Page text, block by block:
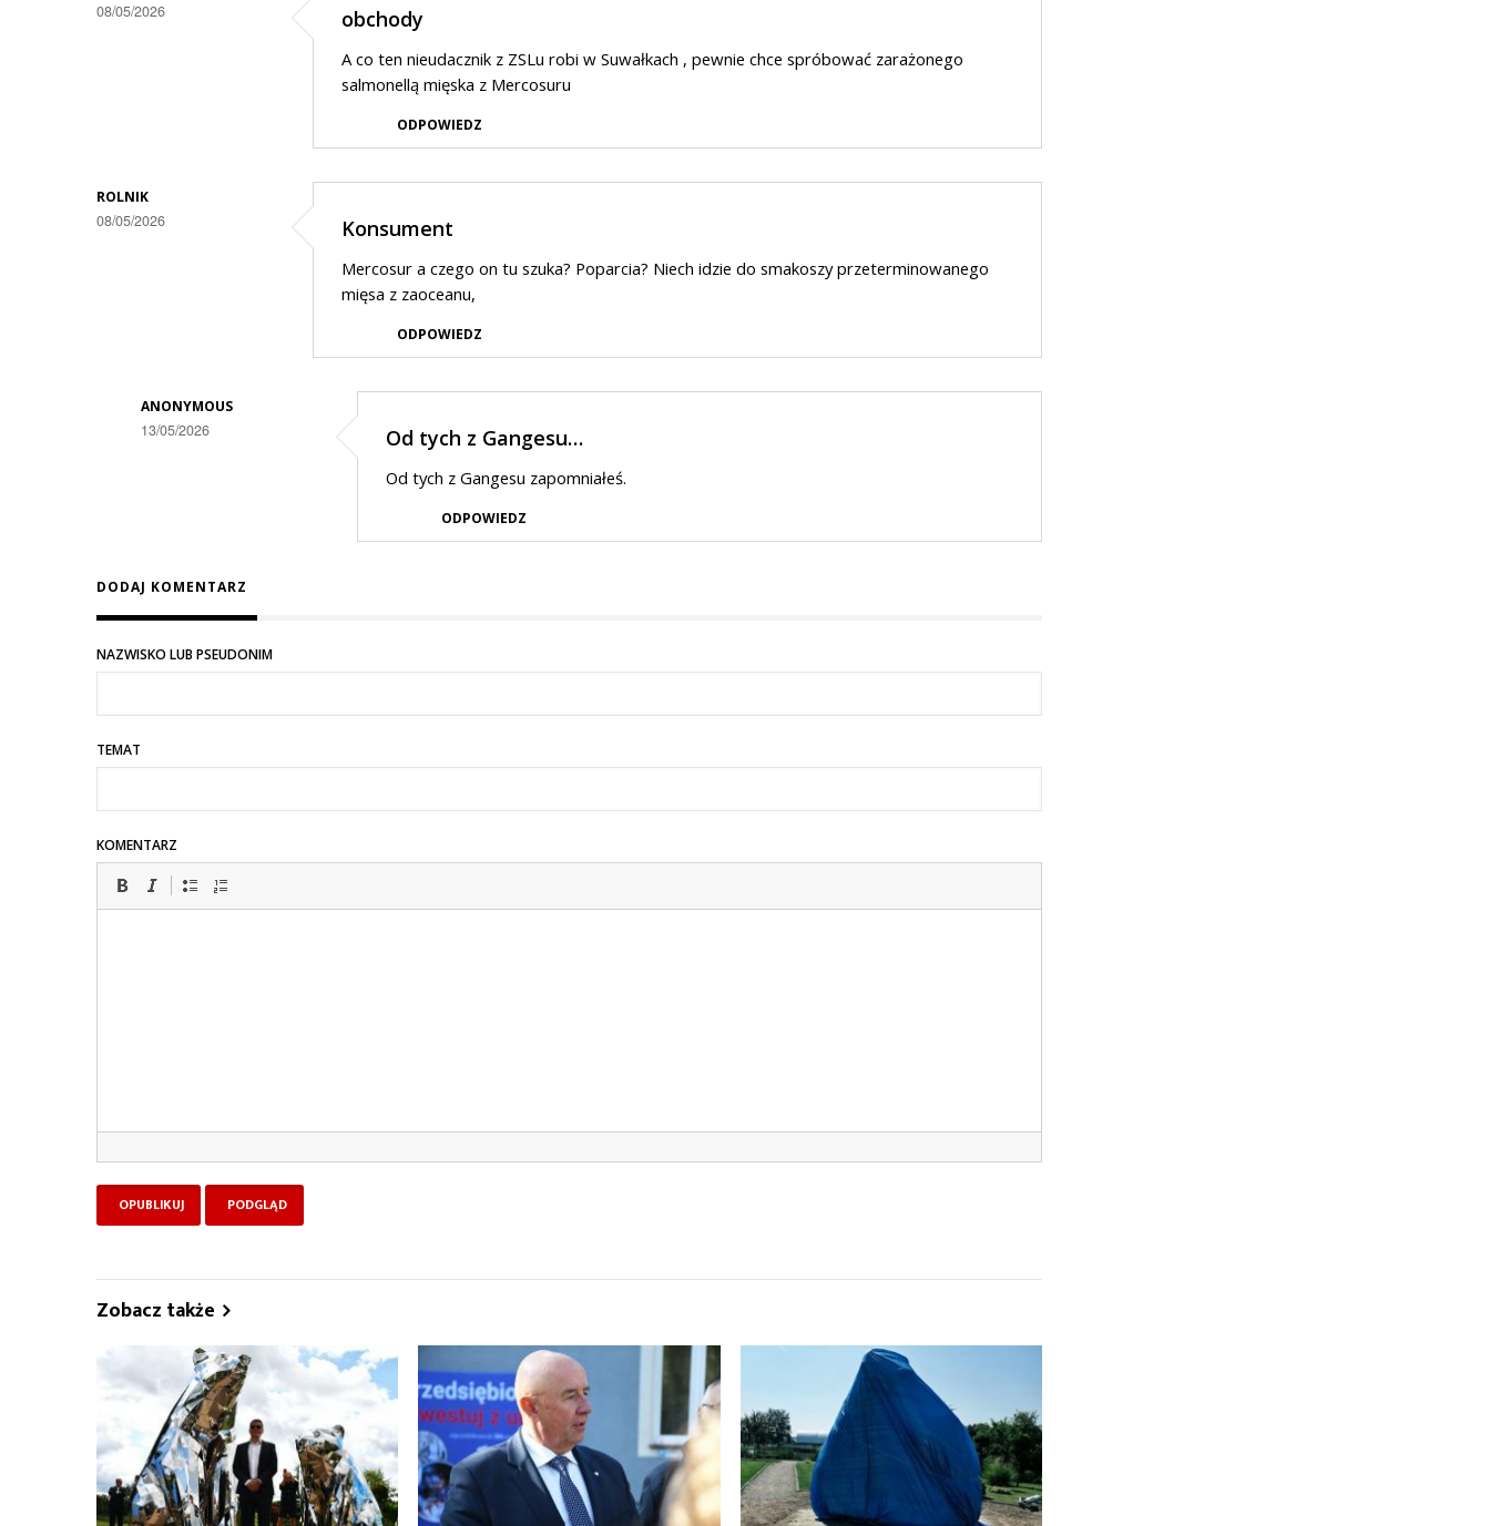
08/05/2026 obchody
A co ten nieudacznik z ZSLu robi w Suwałkach , pewnie chce spróbować zarażonego
salmonellą mięska z Mercosuru
ODPOWIEDZ
ROLNIK
08/05/2026 Konsument
Mercosur a czego on tu szuka? Poparcia? Niech idzie do smakoszy przeterminowanego
mięsa z zaoceanu,
ODPOWIEDZ
ANONYMOUS
13/05/2026
odpowiedzi
na
Konsument
Od tych z Gangesu…
Od tych z Gangesu zapomniałeś.
ODPOWIEDZ
DODAJ KOMENTARZ
NAZWISKO LUB PSEUDONIM
TEMAT
KOMENTARZ
Zobacz także